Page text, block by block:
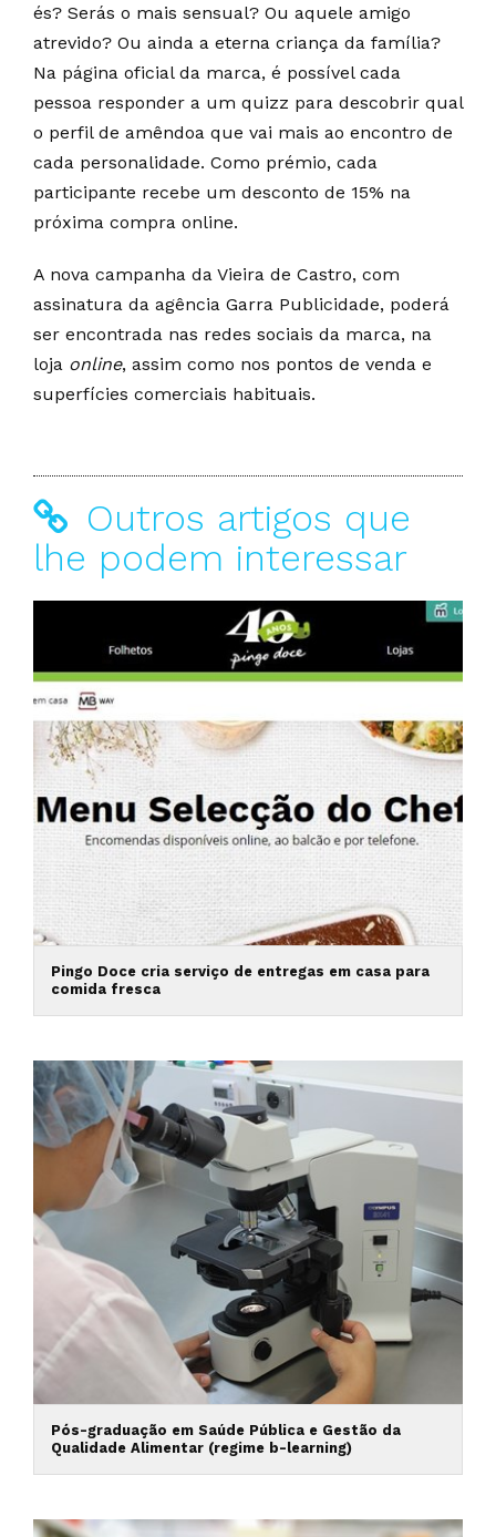
és? Serás o mais sensual? Ou aquele amigo
atrevido? Ou ainda a eterna criança da família?
Na página oficial da marca, é possível cada
pessoa responder a um quizz para descobrir qual
o perfil de amêndoa que vai mais ao encontro de
cada personalidade. Como prémio, cada
participante recebe um desconto de 15% na
próxima compra online.
A nova campanha da Vieira de Castro, com
assinatura da agência Garra Publicidade, poderá
ser encontrada nas redes sociais da marca, na
loja online, assim como nos pontos de venda e
superfícies comerciais habituais.
Outros artigos que
lhe podem interessar
Pingo Doce cria serviço de entregas em casa para
comida fresca
Pós-graduação em Saúde Pública e Gestão da
Qualidade Alimentar (regime b-learning)